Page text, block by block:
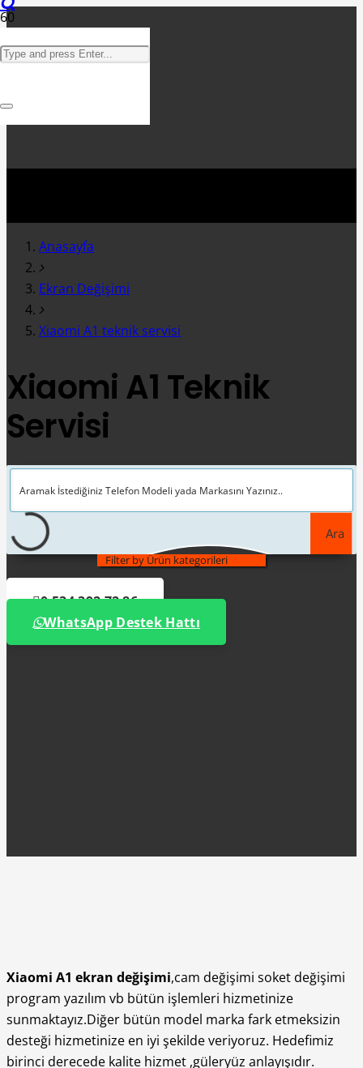
Anasayfa
Ekran Değişimi
Xiaomi A1 teknik servisi
Xiaomi A1 Teknik
Servisi
Ara
Filter by Ürün kategorileri
0 534 392 72 86
WhatsApp Destek Hattı
Xiaomi A1 ekran değişimi,cam değişimi soket değişimi
program yazılım vb bütün işlemleri hizmetinize
sunmaktayız.Diğer bütün model marka fark etmeksizin
desteği hizmetinize en iyi şekilde veriyoruz. Hedefimiz
birinci derecede kalite hizmet ,güleryüz anlayışıdır.